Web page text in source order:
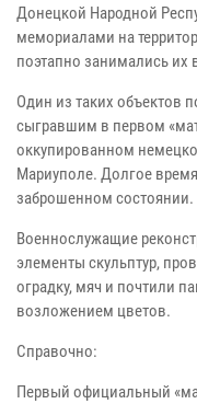
Донецкой Народной
мемориалами на
поэтапно занимались их
Один из таких объектов
сыгравшим в первом
оккупированном
Мариуполе. Долгое
заброшенном состоянии.
Военнослужащие
элементы скульптур,
оградку, мяч и почтили
возложением цветов.
Справочно:
Первый официальный